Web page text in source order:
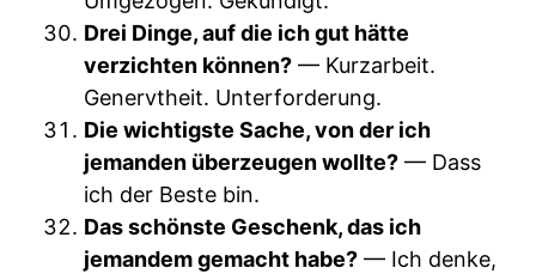
Drei Dinge, auf die ich gut hätte
verzichten können? — Kurzarbeit.
Genervtheit. Unterforderung.
Die wichtigste Sache, von der ich
jemanden überzeugen wollte? — Dass
ich der Beste bin.
Das schönste Geschenk, das ich
jemandem gemacht habe? — Ich denke,